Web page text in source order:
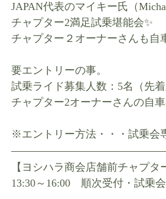
JAPAN代表のマイキー氏（
チャプター2満足試乗堪能会✨
チャプター２オーナーさんも自
要エントリーの事。
試乗ライド募集人数：5名（先着
チャプター2オーナーさんの自車
※エントリー方法・・・試乗会
【ヨシハラ商会店舗前チャプタ
13:30～16:00　順次受付・試乗会